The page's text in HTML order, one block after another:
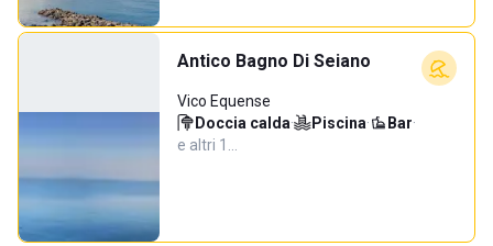
Antico Bagno Di Seiano
Vico Equense
Doccia calda· Piscina· Bar·
e altri 1…